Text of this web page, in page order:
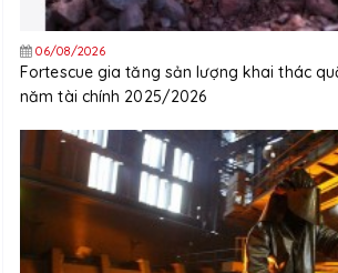
06/08/2026
Fortescue gia tăng sản lượng khai thác
năm tài chính 2025/2026